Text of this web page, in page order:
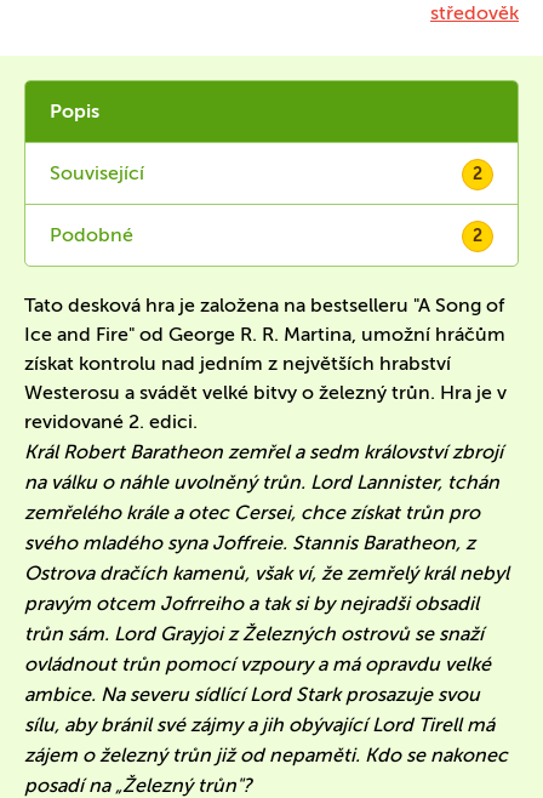
středověk
Popis
Související 2
Podobné 2
Tato desková hra je založena na bestselleru "A Song of
Ice and Fire" od George R. R. Martina, umožní hráčům
získat kontrolu nad jedním z největších hrabství
Westerosu a svádět velké bitvy o železný trůn. Hra je v
revidované 2. edici.
Král Robert Baratheon zemřel a sedm království zbrojí
na válku o náhle uvolněný trůn. Lord Lannister, tchán
zemřelého krále a otec Cersei, chce získat trůn pro
svého mladého syna Joffreie. Stannis Baratheon, z
Ostrova dračích kamenů, však ví, že zemřelý král nebyl
pravým otcem Jofrreiho a tak si by nejradši obsadil
trůn sám. Lord Grayjoi z Železných ostrovů se snaží
ovládnout trůn pomocí vzpoury a má opravdu velké
ambice. Na severu sídlící Lord Stark prosazuje svou
sílu, aby bránil své zájmy a jih obývající Lord Tirell má
zájem o železný trůn již od nepaměti. Kdo se nakonec
posadí na „Železný trůn"?